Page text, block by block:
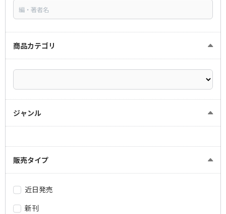
商品カテゴリ
ジャンル
販売タイプ
近日発売
新刊